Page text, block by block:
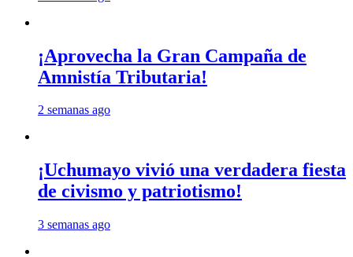
¡Aprovecha la Gran Campaña de
Amnistía Tributaria!
2 semanas ago
¡Uchumayo vivió una verdadera fiesta
de civismo y patriotismo!
3 semanas ago